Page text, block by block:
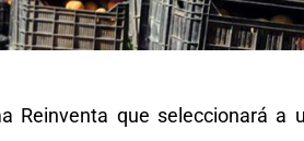
Reinventa que seleccionará a